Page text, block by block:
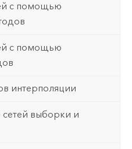
с помощью
с помощью
интерполяции
выборки и